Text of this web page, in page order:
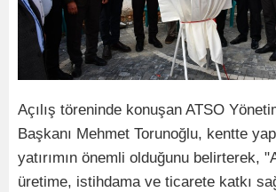
Açılış töreninde konuşan ATSO
Başkanı Mehmet Torunoğlu, kentte
yatırımın önemli olduğunu belirterek,
üretime, istihdama ve ticarete katkı